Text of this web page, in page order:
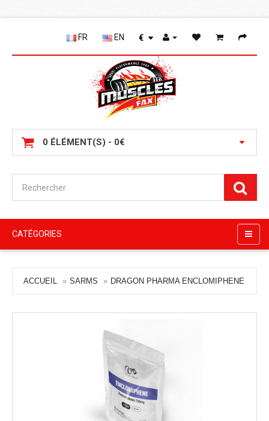
FR EN €
0 ÉLÉMENT(S) - 0€
CATÉGORIES
ACCUEIL SARMS DRAGON PHARMA ENCLOMIPHENE